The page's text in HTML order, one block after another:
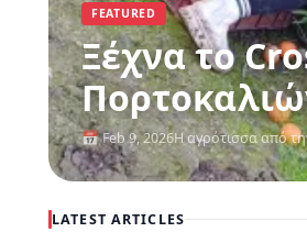
FEATURED
Ξέχνα το
📅 Feb 9, 2026Η αγρότισσα από
LATEST ARTICLES